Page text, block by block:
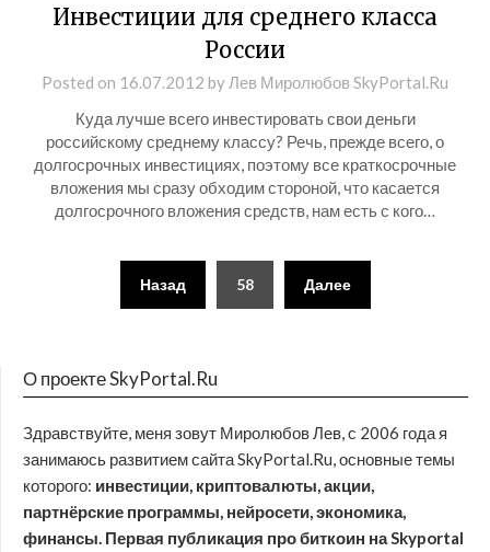
Инвестиции для среднего класса
России
Posted on 16.07.2012 by Лев Миролюбов SkyPortal.Ru
Куда лучше всего инвестировать свои деньги
российскому среднему классу? Речь, прежде всего, о
долгосрочных инвестициях, поэтому все краткосрочные
вложения мы сразу обходим стороной, что касается
долгосрочного вложения средств, нам есть с кого…
Назад 58 Далее
О проекте SkyPortal.Ru
Здравствуйте, меня зовут Миролюбов Лев, с 2006 года я
занимаюсь развитием сайта SkyPortal.Ru, основные темы
которого: инвестиции, криптовалюты, акции,
партнёрские программы, нейросети, экономика,
финансы. Первая публикация про биткоин на Skyportal